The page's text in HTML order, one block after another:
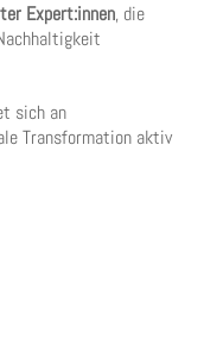
Expert:innen, die
sich an
Transformation aktiv